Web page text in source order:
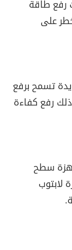
رفع طاقة
خطر على
تسمح برفع
ما ينتج عن ذلك رفع كفاءة
سطح
لابتوب
.